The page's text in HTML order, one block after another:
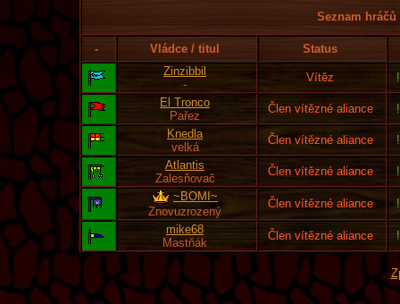
Seznam
- Vládce / titul
Status
Zinzibbil
-
Vítěz
El Tronco
Pařez
Člen vítězné aliance
Knedla
velká
Člen vítězné aliance
Atlantis
Zalesňovač
Člen vítězné aliance
~BOMI~
Znovuzrozený
Člen vítězné aliance
mike68
Mastňák
Člen vítězné aliance